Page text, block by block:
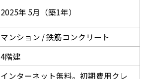
2025年 5月（築1年）
マンション / 鉄筋コンクリート
4階建
インターネット無料。初期費用クレ